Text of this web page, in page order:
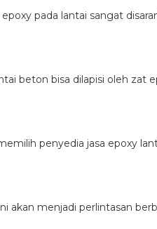
pada lantai sangat
beton bisa dilapisi oleh zat
penyedia jasa epoxy
akan menjadi perlintasan